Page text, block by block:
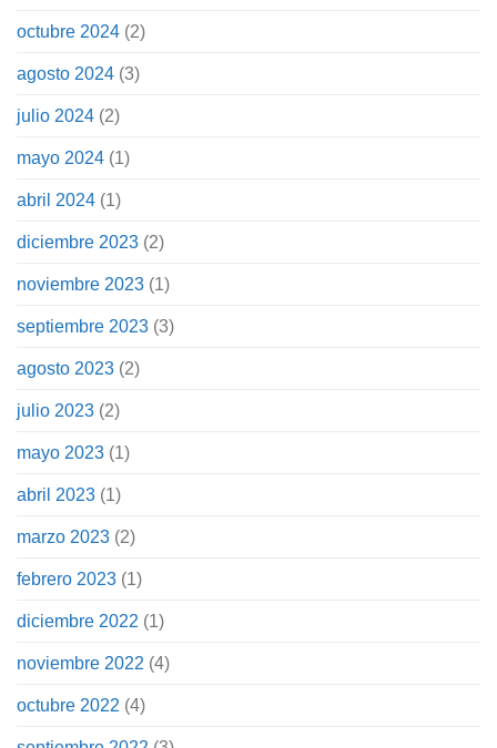
octubre 2024 (2)
agosto 2024 (3)
julio 2024 (2)
mayo 2024 (1)
abril 2024 (1)
diciembre 2023 (2)
noviembre 2023 (1)
septiembre 2023 (3)
agosto 2023 (2)
julio 2023 (2)
mayo 2023 (1)
abril 2023 (1)
marzo 2023 (2)
febrero 2023 (1)
diciembre 2022 (1)
noviembre 2022 (4)
octubre 2022 (4)